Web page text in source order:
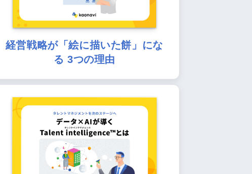
経営戦略が「絵に描いた餅」にな
る 3つの理由